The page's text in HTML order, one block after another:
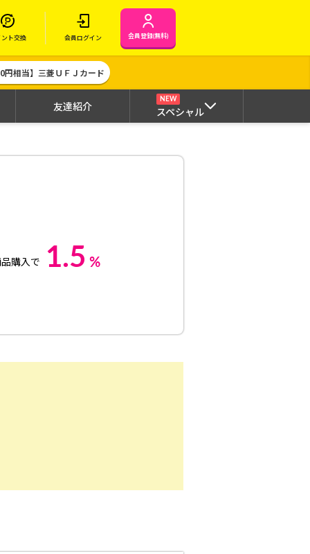
ント交換 会員ログイン 会員登録(無料)
円相当】三菱ＵＦＪカード
友達紹介
NEW
スペシャル
購入で 1.5 %